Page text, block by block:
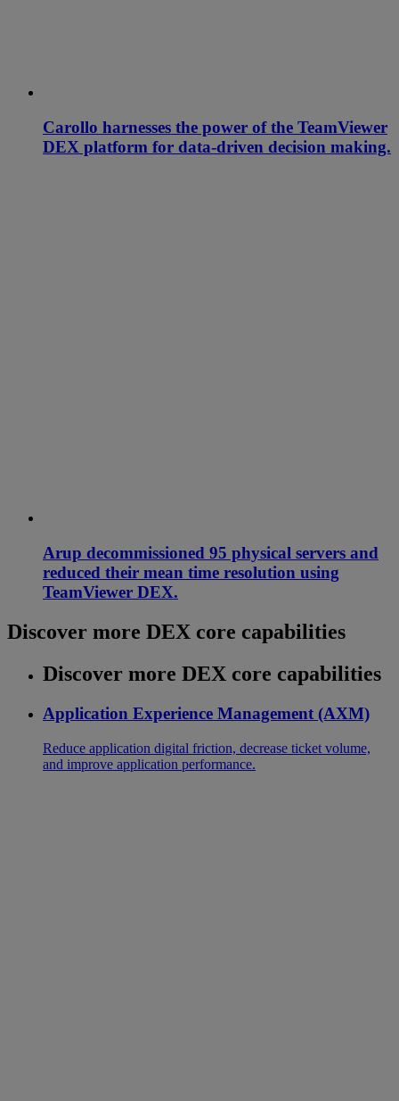
Carollo harnesses the power of the TeamViewer
DEX platform for data-driven decision making.
Arup decommissioned 95 physical servers and
reduced their mean time resolution using
TeamViewer DEX.
Discover more DEX core capabilities
Discover more DEX core capabilities
Application Experience Management (AXM)
Reduce application digital friction, decrease ticket volume,
and improve application performance.